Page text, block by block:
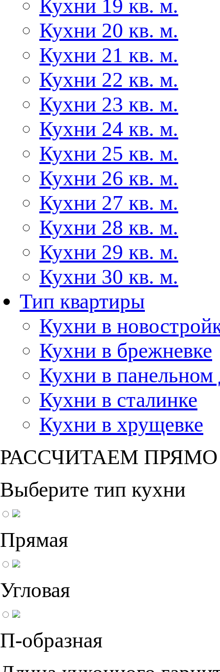
Кухни 19 кв. м.
Кухни 20 кв. м.
Кухни 21 кв. м.
Кухни 22 кв. м.
Кухни 23 кв. м.
Кухни 24 кв. м.
Кухни 25 кв. м.
Кухни 26 кв. м.
Кухни 27 кв. м.
Кухни 28 кв. м.
Кухни 29 кв. м.
Кухни 30 кв. м.
Тип квартиры
Кухни в
Кухни в брежневке
Кухни в панельном
Кухни в сталинке
Кухни в хрущевке
РАССЧИТАЕМ
Выберите тип кухни
Прямая
Угловая
П-образная